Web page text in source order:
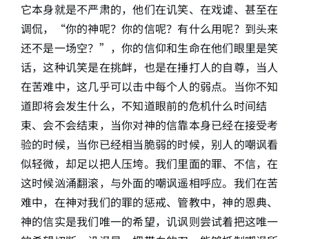
它本身就是不严肃的，他们在讥笑、在戏谑、甚至在
调侃，“你的神呢？你的信呢？有什么用呢？到头来
还不是一场空？”，你的信仰和生命在他们眼里是笑
话，这种讥笑是在挑衅，也是在捶打人的自尊，当人
在苦难中，这几乎可以击中每个人的弱点。当你不知
道即将会发生什么，不知道眼前的危机什么时间结
束、会不会结束，当你对神的信靠本身已经在接受考
验的时候，当你已经相当脆弱的时候，别人的嘲讽看
似轻微，却足以把人压垮。我们里面的罪、不信，在
这时候汹涌翻滚，与外面的嘲讽遥相呼应。我们在苦
难中，在神对我们的罪的惩戒、管教中，神的恩典、
神的信实是我们唯一的希望，讥讽则尝试着把这唯一